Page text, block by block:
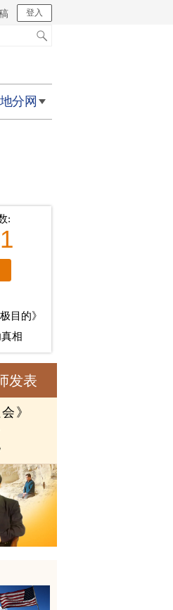
登入
分网
:
目的》
相
发表
》